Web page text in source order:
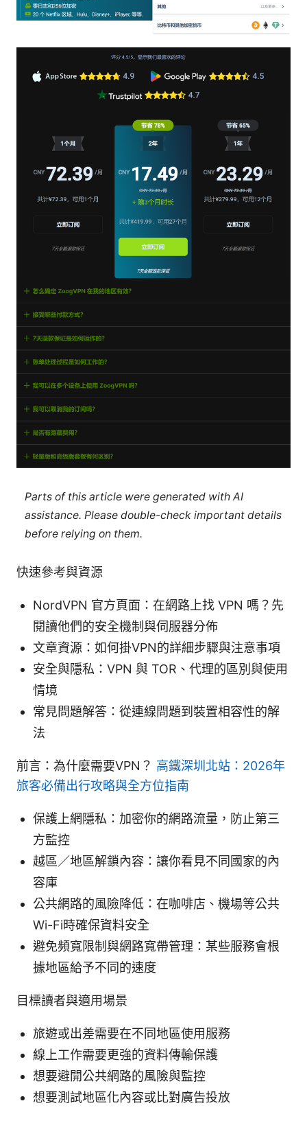
Parts of this article were generated with AI
assistance. Please double-check important details
before relying on them.
快速參考與資源
NordVPN 官方頁面：在網路上找 VPN 嗎？先
閱讀他們的安全機制與伺服器分佈
文章資源：如何掛VPN的詳細步驟與注意事項
安全與隱私：VPN 與 TOR、代理的區別與使用
情境
常見問題解答：從連線問題到裝置相容性的解
法
前言：為什麼需要VPN？ 高鐵深圳北站：2026年
旅客必備出行攻略與全方位指南
保護上網隱私：加密你的網路流量，防止第三
方監控
越區／地區解鎖內容：讓你看見不同國家的內
容庫
公共網路的風險降低：在咖啡店、機場等公共
Wi-Fi時確保資料安全
避免頻寬限制與網路寬帶管理：某些服務會根
據地區給予不同的速度
目標讀者與適用場景
旅遊或出差需要在不同地區使用服務
線上工作需要更強的資料傳輸保護
想要避開公共網路的風險與監控
想要測試地區化內容或比對廣告投放